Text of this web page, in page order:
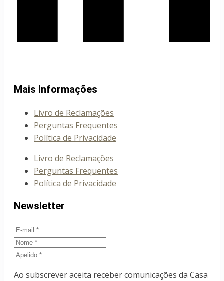
Mais Informações
Livro de Reclamações
Perguntas Frequentes
Política de Privacidade
Livro de Reclamações
Perguntas Frequentes
Política de Privacidade
Newsletter
E-
mail
Nome
Apelido
Ao subscrever aceita receber comunicações da Casa